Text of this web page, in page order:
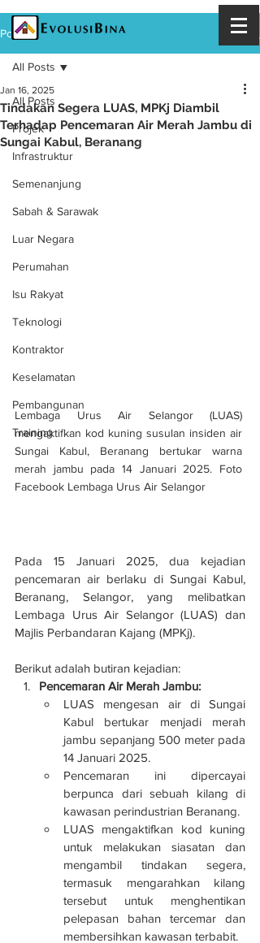
Post
All Posts
Projek
Infrastruktur
Semenanjung
Sabah & Sarawak
Luar Negara
Perumahan
Isu Rakyat
Teknologi
Kontraktor
Keselamatan
Pembangunan
Training
All Posts
Tindakan Segera LUAS, MPKj Diambil
Terhadap Pencemaran Air Merah Jambu di
Sungai Kabul, Beranang
Jan 16, 2025
Lembaga Urus Air Selangor (LUAS)
mengaktifkan kod kuning susulan insiden air
Sungai Kabul, Beranang bertukar warna
merah jambu pada 14 Januari 2025. Foto
Facebook Lembaga Urus Air Selangor
Pada 15 Januari 2025, dua kejadian
pencemaran air berlaku di Sungai Kabul,
Beranang, Selangor, yang melibatkan
Lembaga Urus Air Selangor (LUAS) dan
Majlis Perbandaran Kajang (MPKj).
Berikut adalah butiran kejadian:
Pencemaran Air Merah Jambu:
LUAS mengesan air di Sungai
Kabul bertukar menjadi merah
jambu sepanjang 500 meter pada
14 Januari 2025.
Pencemaran ini dipercayai
berpunca dari sebuah kilang di
kawasan perindustrian Beranang.
LUAS mengaktifkan kod kuning
untuk melakukan siasatan dan
mengambil tindakan segera,
termasuk mengarahkan kilang
tersebut untuk menghentikan
pelepasan bahan tercemar dan
membersihkan kawasan terbabit.